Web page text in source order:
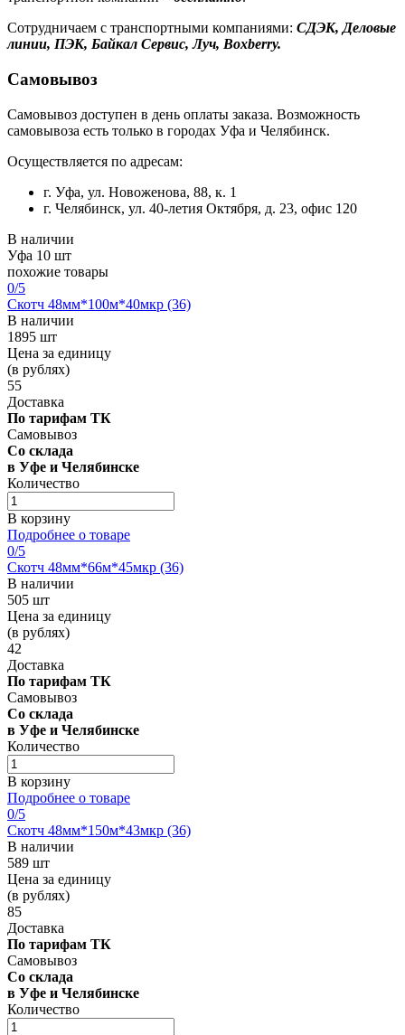
Сотрудничаем с транспортными компаниями: СДЭК, Деловые
линии, ПЭК, Байкал Сервис, Луч, Boxberry.
Самовывоз
Самовывоз доступен в день оплаты заказа. Возможность
самовывоза есть только в городах Уфа и Челябинск.
Осуществляется по адресам:
г. Уфа, ул. Новоженова, 88, к. 1
г. Челябинск, ул. 40-летия Октября, д. 23, офис 120
В наличии
Уфа 10 шт
похожие товары
0/5
Скотч 48мм*100м*40мкр (36)
В наличии
1895 шт
Цена за единицу
(в рублях)
55
Доставка
По тарифам ТК
Самовывоз
Со склада
в Уфе и Челябинске
Количество
В корзину
Подробнее о товаре
0/5
Скотч 48мм*66м*45мкр (36)
В наличии
505 шт
Цена за единицу
(в рублях)
42
Доставка
По тарифам ТК
Самовывоз
Со склада
в Уфе и Челябинске
Количество
В корзину
Подробнее о товаре
0/5
Скотч 48мм*150м*43мкр (36)
В наличии
589 шт
Цена за единицу
(в рублях)
85
Доставка
По тарифам ТК
Самовывоз
Со склада
в Уфе и Челябинске
Количество